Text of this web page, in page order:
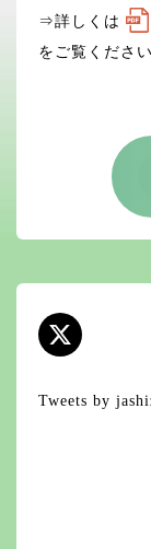
⇒詳しくは
をご覧ください
Tweets by